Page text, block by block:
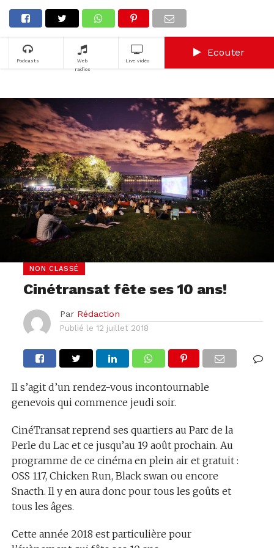
Podcasts
Web
radios
Live vidéo
Ecouter
NON CLASSÉ
Cinétransat fête ses 10 ans!
Par Rédaction
Publié le 12 juillet 2018
Il s’agit d’un rendez-vous incontournable
genevois qui commence jeudi soir.
CinéTransat reprend ses quartiers au Parc de la
Perle du Lac et ce jusqu’au 19 août prochain. Au
programme de ce cinéma en plein air et gratuit :
OSS 117, Chicken Run, Black swan ou encore
Snacth. Il y en aura donc pour tous les goûts et
tous les âges.
Cette année 2018 est particulière pour